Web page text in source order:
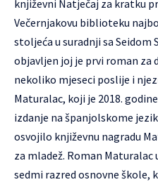
književni Natječaj za kratku
Večernjakovu biblioteku
stoljeća u suradnji sa Seidom
objavljen joj je prvi roman za
nekoliko mjeseci poslije i
Maturalac, koji je 2018.
izdanje na španjolskome
osvojilo književnu nagradu
za mladež. Roman
sedmi razred osnovne škole,